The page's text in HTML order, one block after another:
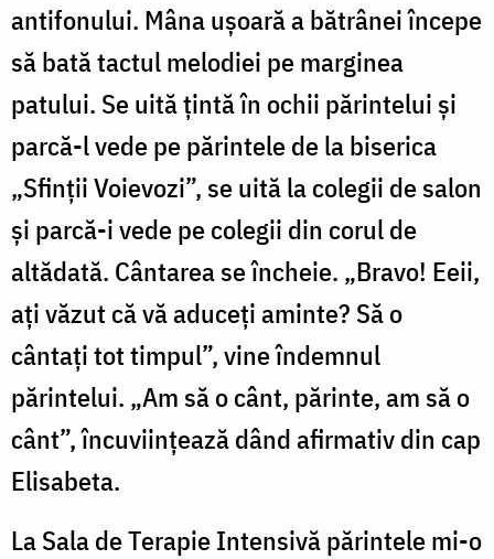
antifonului. Mâna uşoară a bătrânei începe
să bată tactul melodiei pe marginea
patului. Se uită ţintă în ochii părintelui şi
parcă-l vede pe părintele de la biserica
„Sfinţii Voievozi”, se uită la colegii de salon
şi parcă-i vede pe colegii din corul de
altădată. Cântarea se încheie. „Bravo! Eeii,
aţi văzut că vă aduceţi aminte? Să o
cântaţi tot timpul”, vine îndemnul
părintelui. „Am să o cânt, părinte, am să o
cânt”, încuviinţează dând afirmativ din cap
Elisabeta.
La Sala de Terapie Intensivă părintele mi-o